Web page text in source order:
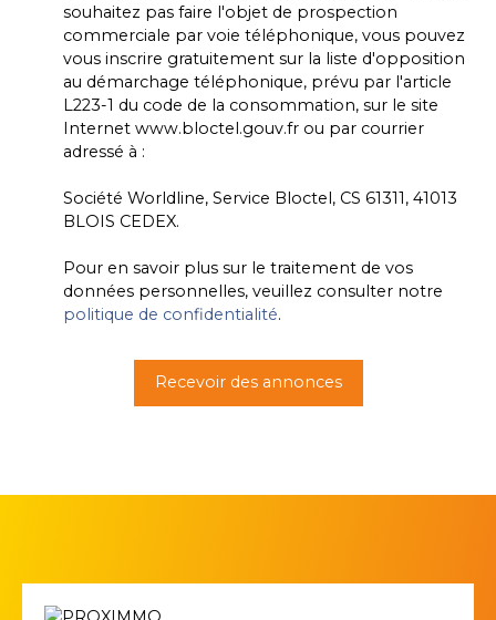
souhaitez pas faire l'objet de prospection
commerciale par voie téléphonique, vous pouvez
vous inscrire gratuitement sur la liste d'opposition
au démarchage téléphonique, prévu par l'article
L223-1 du code de la consommation, sur le site
Internet www.bloctel.gouv.fr ou par courrier
adressé à :
Société Worldline, Service Bloctel, CS 61311, 41013
BLOIS CEDEX.
Pour en savoir plus sur le traitement de vos
données personnelles, veuillez consulter notre
politique de confidentialité.
Recevoir des annonces